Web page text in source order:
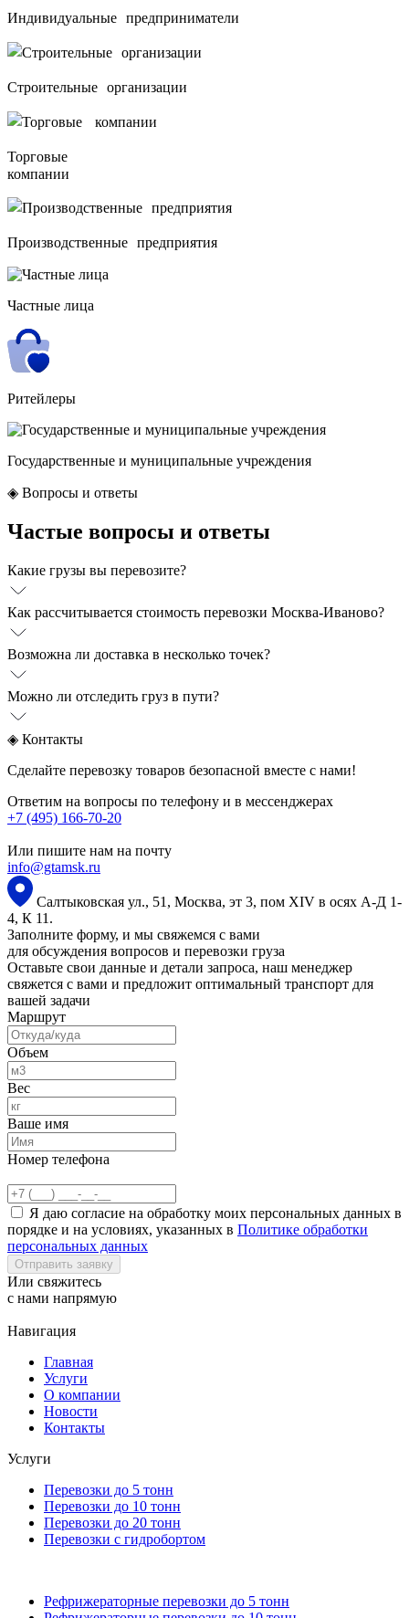
Индивидуальные предприниматели
Строительные организации
Торговые
компании
Производственные предприятия
Частные лица
Ритейлеры
Государственные и муниципальные учреждения
◈ Вопросы и ответы
Частые вопросы и ответы
Какие грузы вы перевозите?
Как рассчитывается стоимость перевозки Москва-Иваново?
Возможна ли доставка в несколько точек?
Можно ли отследить груз в пути?
◈ Контакты
Сделайте перевозку товаров безопасной вместе с нами!
Ответим на вопросы по телефону и в мессенджерах
+7 (495) 166-70-20
Или пишите нам на почту
info@gtamsk.ru
Салтыковская ул., 51, Москва, эт 3, пом XIV в осях А-Д 1-
4, К 11.
Заполните форму, и мы свяжемся с вами
для обсуждения вопросов и перевозки груза
Оставьте свои данные и детали запроса, наш менеджер
свяжется с вами и предложит оптимальный транспорт для
вашей задачи
Маршрут
Объем
Вес
Ваше имя
Номер телефона
Я даю согласие на обработку моих персональных данных в
порядке и на условиях, указанных в Политике обработки
персональных данных
Отправить заявку
Или свяжитесь
с нами напрямую
Навигация
Главная
Услуги
О компании
Новости
Контакты
Услуги
Перевозки до 5 тонн
Перевозки до 10 тонн
Перевозки до 20 тонн
Перевозки с гидробортом
Рефрижераторные перевозки до 5 тонн